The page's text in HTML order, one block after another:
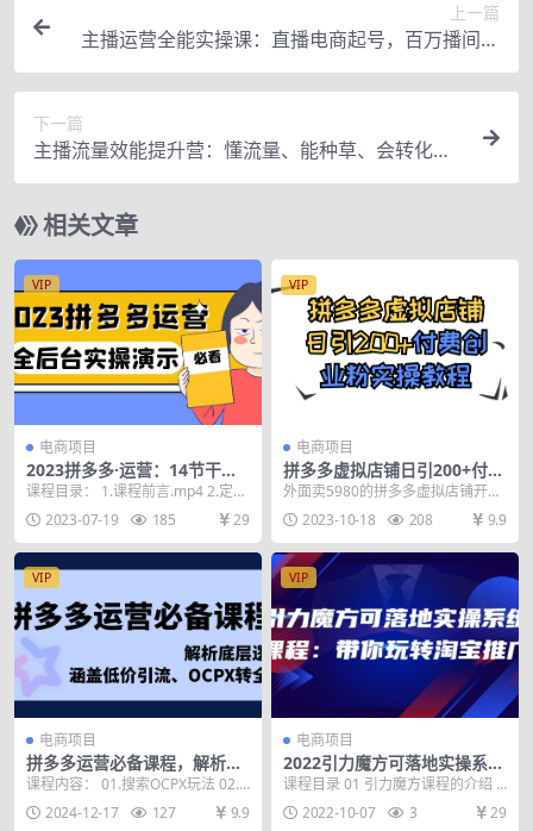
上一篇
主播运营全能实操课：直播电商起号，百万播间打
造（附模板+资料包+话术）
下一篇
主播流量效能提升营：懂流量、能种草、会转化，
清晰明确方法规则
相关文章
VIP
电商项目
2023拼多多·运营：14节干货
实战课，拒绝-口嗨，全后台实
操演示
课程目录： 1.课程前言.mp4 2.定价
公示.mp4 3.主图设计.mp4 4...
2023-07-19 185 29
VIP
电商项目
拼多多虚拟店铺日引200+付费
创业粉实操教程
外面卖5980的拼多多虚拟店铺开设
来引流付费粉的全流程，本质上就
是通过拼多多开设...
2023-10-18 208 9.9
VIP
电商项目
拼多多运营必备课程，解析底
层逻辑，涵盖低价引流、OCP
课程内容： 01.搜索OCPX玩法 02.
低价引流解决方法 03.7天OCPX转...
2024-12-17 127 9.9
VIP
电商项目
2022引力魔方可落地实操系统
课程：带你玩转淘宝推广（12
课程目录 01 引力魔方课程的介绍 0
2 直通车引力魔方万相台之间的若
异和投放选...
2022-10-07 3 29